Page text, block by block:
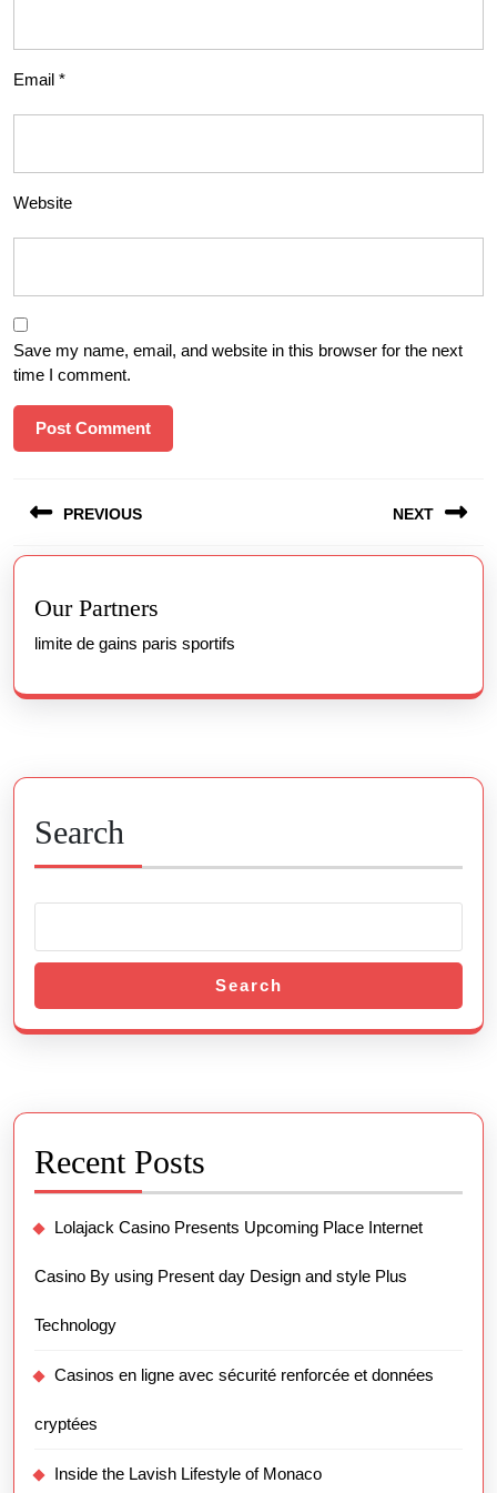
Email *
Website
Save my name, email, and website in this browser for the next
time I comment.
navigation
PREVIOUS
Previous
post:
NEXT
Our Partners
limite de gains paris sportifs
Search
Search
Recent Posts
Lolajack Casino Presents Upcoming Place Internet
Casino By using Present day Design and style Plus
Technology
Casinos en ligne avec sécurité renforcée et données
cryptées
Inside the Lavish Lifestyle of Monaco